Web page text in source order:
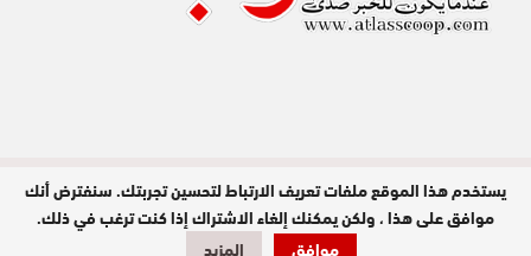
مدير النشر : عبد الله عزي / جميع الحقوق
محفوظة © 2026
تصميم وبرمجة
يستخدم هذا الموقع ملفات تعريف الارتباط لتحسين تجربتك. سنفترض أنك
موافق على هذا ، ولكن يمكنك إلغاء الاشتراك إذا كنت ترغب في ذلك.
موافق
المزيد